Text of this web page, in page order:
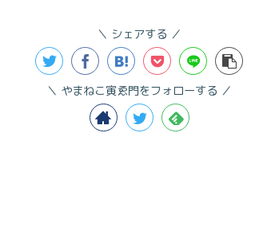
シェアする
やまねこ寅ゑ門をフォローする